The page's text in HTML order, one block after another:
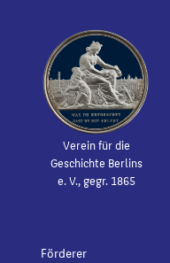
Verein für die
Geschichte Berlins
e. V., gegr. 1865
Förderer